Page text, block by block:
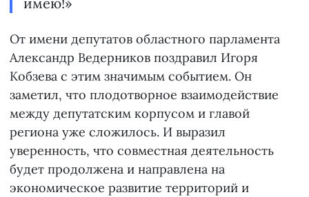
От имени депутатов областного парламента
Александр Ведерников поздравил Игоря
Кобзева с этим значимым событием. Он
заметил, что плодотворное взаимодействие
между депутатским корпусом и главой
региона уже сложилось. И выразил
уверенность, что совместная деятельность
будет продолжена и направлена на
экономическое развитие территорий и